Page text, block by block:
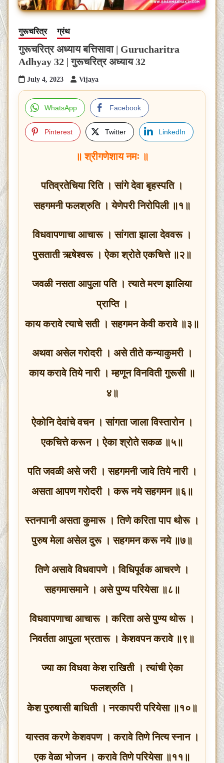
गुरूचरित्र ग्रंथ
गुरूचरित्र अध्याय बत्तिसावा | Gurucharitra
Adhyay 32 | गुरूचरित्र अध्याय 32
July 4, 2023 Vijaya
WhatsApp Facebook
Pinterest Twitter LinkedIn
॥ श्रीगणेशाय नमः ॥
पतिव्रतेचिया रिति । सांगे देवा बृहस्पति ।
सहगमनी फलश्रुति । येणेपरी निरोपिली ॥१॥
विधवापणाचा आचारू । सांगता झाला देववरू ।
पुसताती ऋषेश्वरू । ऐका श्रोते एकचित्ते ॥२॥
जवळी नसता आपुला पति । त्याते मरण झालिया
प्राप्ति ।
काय करावे त्याचे सती । सहगमन केवी करावे ॥३॥
अथवा असेल गरोदरी । असे तीते कन्याकुमरी ।
काय करावे तिये नारी । म्हणून विनविती गुरूसी ॥
४॥
ऐकोनि देवांचे वचन । सांगता जाला विस्तारोन ।
एकचित्ते करून । ऐका श्रोते सकळ ॥५॥
पति जवळी असे जरी । सहगमनी जावे तिये नारी ।
असता आपण गरोदरी । करू नये सहगमन ॥६॥
स्तनपानी असता कुमारू । तिणे करिता पाप थोरू ।
पुरुष मेला असेल दुरू । सहगमन करू नये ॥७॥
तिणे असावे विधवापणे । विधिपूर्वक आचरणे ।
सहगमासमाने । असे पुण्य परियेसा ॥८॥
विधवापणाचा आचारू । करिता असे पुण्य थोरू ।
निवर्तता आपुला भ्रतारू । केशवपन करावे ॥९॥
ज्या का विधवा केश राखिती । त्यांची ऐका
फलश्रुति ।
केश पुरुषासी बाधिती । नरकापरी परियेसा ॥१०॥
यास्तव करणे केशवपण । करावे तिणे नित्य स्नान ।
एक वेळा भोजन । करावे तिणे परियेसा ॥११॥